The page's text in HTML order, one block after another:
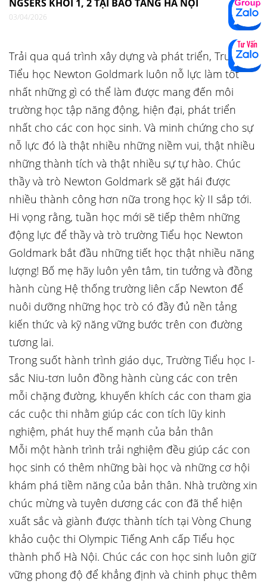
NGSERS KHỐI 1, 2 TẠI BẢO TÀNG HÀ NỘI
03/04/2026
Trải qua quá trình xây dựng và phát triển, Trường
Tiểu học Newton Goldmark luôn nỗ lực làm tốt
nhất những gì có thể làm được mang đến môi
trường học tập năng động, hiện đại, phát triển
nhất cho các con học sinh. Và minh chứng cho sự
nỗ lực đó là thật nhiều những niềm vui, thật nhiều
những thành tích và thật nhiều sự tự hào. Chúc
thầy và trò Newton Goldmark sẽ gặt hái được
nhiều thành công hơn nữa trong học kỳ II sắp tới.
Hi vọng rằng, tuần học mới sẽ tiếp thêm những
động lực để thầy và trò trường Tiểu học Newton
Goldmark bắt đầu những tiết học thật nhiều năng
lượng! Bố mẹ hãy luôn yên tâm, tin tưởng và đồng
hành cùng Hệ thống trường liên cấp Newton để
nuôi dưỡng những học trò có đầy đủ nền tảng
kiến thức và kỹ năng vững bước trên con đường
tương lai.
Trong suốt hành trình giáo dục, Trường Tiểu học I-
sắc Niu-tơn luôn đồng hành cùng các con trên
mỗi chặng đường, khuyến khích các con tham gia
các cuộc thi nhằm giúp các con tích lũy kinh
nghiệm, phát huy thế mạnh của bản thân
Mỗi một hành trình trải nghiệm đều giúp các con
học sinh có thêm những bài học và những cơ hội
khám phá tiềm năng của bản thân. Nhà trường xin
chúc mừng và tuyên dương các con đã thể hiện
xuất sắc và giành được thành tích tại Vòng Chung
khảo cuộc thi Olympic Tiếng Anh cấp Tiểu học
thành phố Hà Nội. Chúc các con học sinh luôn giữ
vững phong độ để khẳng định và chinh phục thêm